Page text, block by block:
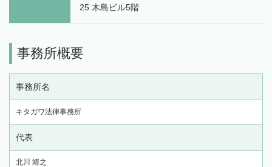
25 木島ビル5階
事務所概要
事務所名
キタガワ法律事務所
代表
北川 靖之